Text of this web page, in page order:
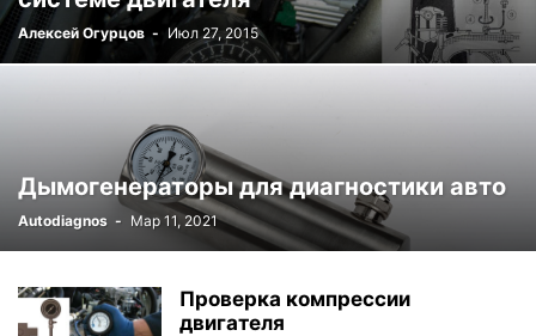
Алексей Огурцов - Июл 27, 2015
Дымогенераторы для диагностики авто
Autodiagnos - Мар 11, 2021
Проверка компрессии
двигателя